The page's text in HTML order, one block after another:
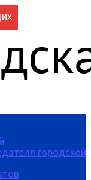
городской